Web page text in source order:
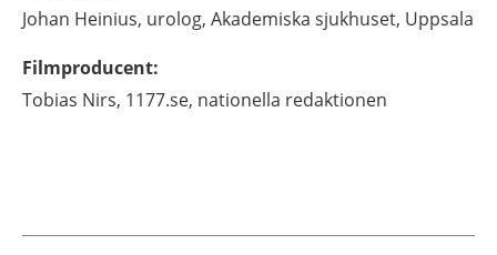
Johan Heinius, urolog, Akademiska sjukhuset, Uppsala
Filmproducent:
Tobias Nirs, 1177.se, nationella redaktionen